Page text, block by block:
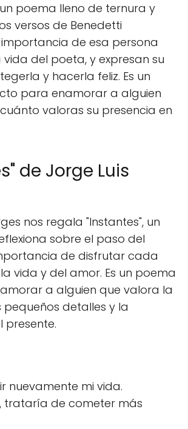
poema lleno de ternura y
versos de Benedetti
de esa persona
del poeta, y expresan su
y hacerla feliz. Es un
para enamorar a alguien
valoras su presencia en
de Jorge Luis
nos regala "Instantes", un
sobre el paso del
de disfrutar cada
vida y del amor. Es un poema
a alguien que valora la
pequeños detalles y la
presente.
nuevamente mi vida.
trataría de cometer más